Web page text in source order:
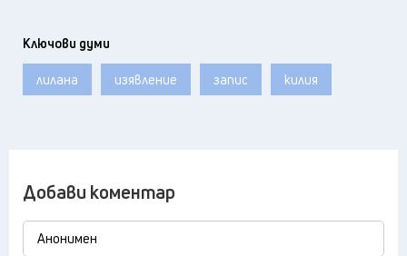
Ключови думи
лилана изявление запис килия
Добави коментар